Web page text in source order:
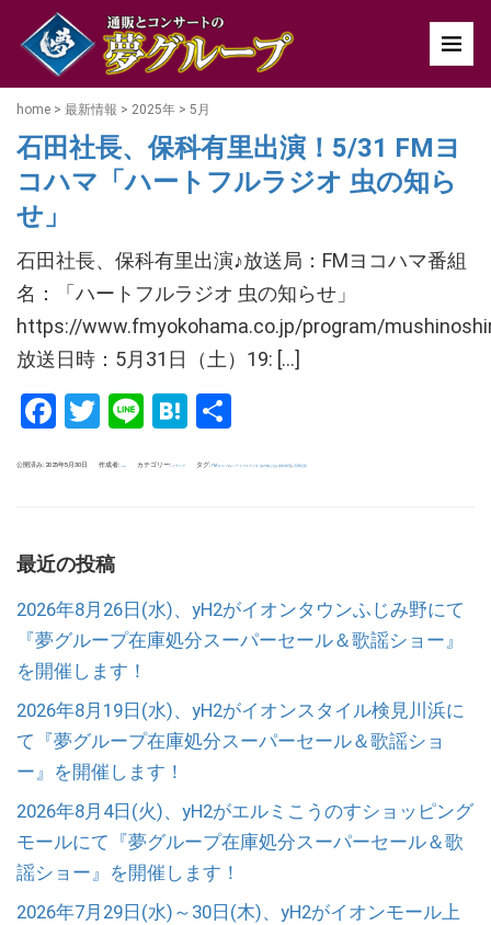
home > 最新情報 > 2025年 > 5月
石田社長、保科有里出演！5/31 FMヨ
コハマ「ハートフルラジオ 虫の知ら
せ」
石田社長、保科有里出演♪放送局：FMヨコハマ番組
名：「ハートフルラジオ 虫の知らせ」
https://www.fmyokohama.co.jp/program/
放送日時：5月31日（土）19: […]
Facebook
Twitter
LineHatena
公開済み: 2025年5月30日 作成者: カテゴリー: メディア タグ: FMヨコハマ ハートフルラジオ 虫の知らせ 保科有里 石田社長
最近の投稿
2026年8月26日(水)、yH2がイオンタウンふじみ野にて
『夢グループ在庫処分スーパーセール＆歌謡ショー』
を開催します！
2026年8月19日(水)、yH2がイオンスタイル検見川浜に
て『夢グループ在庫処分スーパーセール＆歌謡ショ
ー』を開催します！
2026年8月4日(火)、yH2がエルミこうのすショッピング
モールにて『夢グループ在庫処分スーパーセール＆歌
謡ショー』を開催します！
2026年7月29日(水)～30日(木)、yH2がイオンモール上